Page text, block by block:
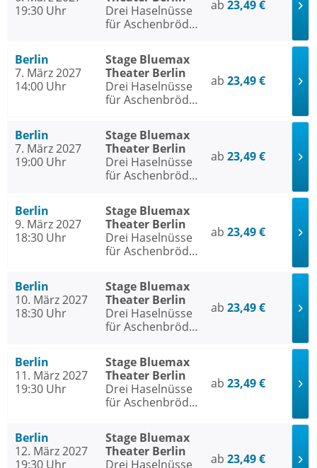
19:30 Uhr
Drei Haselnüsse
für Aschenbrödel
ab 23,49 €
Berlin
7. März 2027
14:00 Uhr
Stage Bluemax
Theater Berlin
Drei Haselnüsse
für Aschenbrödel
ab 23,49 €
Berlin
7. März 2027
19:00 Uhr
Stage Bluemax
Theater Berlin
Drei Haselnüsse
für Aschenbrödel
ab 23,49 €
Berlin
9. März 2027
18:30 Uhr
Stage Bluemax
Theater Berlin
Drei Haselnüsse
für Aschenbrödel
ab 23,49 €
Berlin
10. März 2027
18:30 Uhr
Stage Bluemax
Theater Berlin
Drei Haselnüsse
für Aschenbrödel
ab 23,49 €
Berlin
11. März 2027
19:30 Uhr
Stage Bluemax
Theater Berlin
Drei Haselnüsse
für Aschenbrödel
ab 23,49 €
Berlin
12. März 2027
19:30 Uhr
Stage Bluemax
Theater Berlin
Drei Haselnüsse
ab 23,49 €